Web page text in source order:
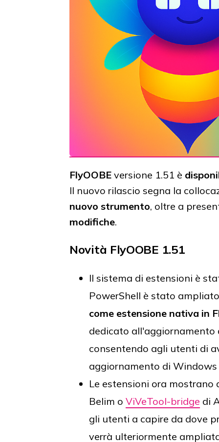
FlyOOBE versione 1.51 è
Il nuovo rilascio segna la
nuovo strumento, oltre a
modifiche.
Novità FlyOOBE 1.51
Il sistema di estensioni è
PowerShell è stato
come estensione nativa in
dedicato
consentendo agli utenti di
aggiornamento di
Le estensioni ora mostrano
Belim o ViVeTool-bridge di
gli utenti a capire da dove
verrà ulteriormente